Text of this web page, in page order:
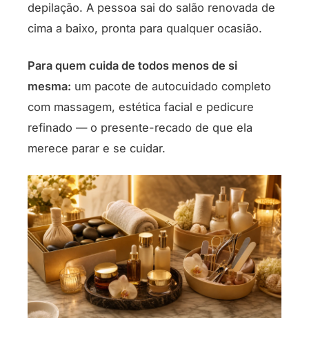
depilação. A pessoa sai do salão renovada de
cima a baixo, pronta para qualquer ocasião.
Para quem cuida de todos menos de si
mesma: um pacote de autocuidado completo
com massagem, estética facial e pedicure
refinado — o presente-recado de que ela
merece parar e se cuidar.